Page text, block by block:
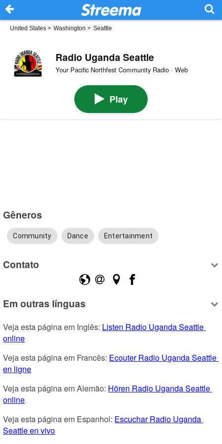
United States > Washington > Seattle
Radio Uganda Seattle
Your Pacific Northfest Community Radio · Web
Play
Gêneros
Community Dance Entertainment
Contato
Em outras línguas
Veja esta página em Inglês: Listen Radio Uganda Seattle
online
Veja esta página em Francês: Ecouter Radio Uganda Seattle
en ligne
Veja esta página em Alemão: Hören Radio Uganda Seattle
online
Veja esta página em Espanhol: Escuchar Radio Uganda
Seattle en vivo